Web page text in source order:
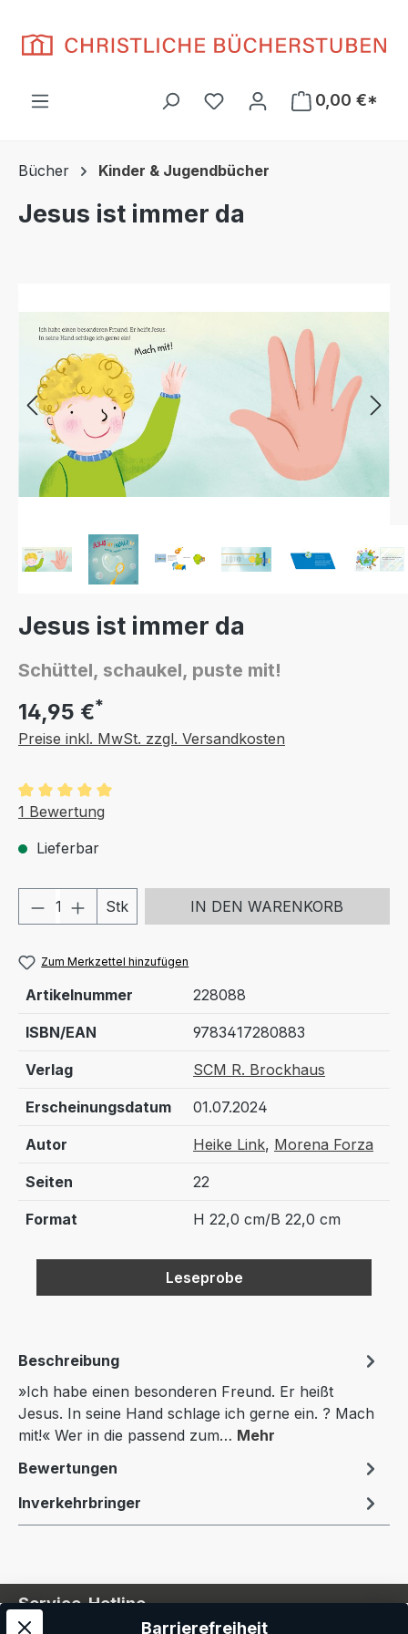
Du hast 0 Produkte auf
0,00 €*
Bücher Kinder & Jugendbücher
Jesus ist immer da
Jesus ist immer da
Schüttel, schaukel, puste mit!
14,95 €*
Preise inkl. MwSt. zzgl. Versandkosten
Durchschnittliche Bewertung von 5 von 5 Sternen
1 Bewertung
Lieferbar
Produkt Anzahl: Gib den
Stk IN DEN WARENKORB
Zum Merkzettel hinzufügen
Artikelnummer 228088
ISBN/EAN 9783417280883
Verlag SCM R. Brockhaus
Erscheinungsdatum 01.07.2024
Autor Heike Link, Morena Forza
Seiten 22
Format H 22,0 cm/B 22,0 cm
Leseprobe
Beschreibung
»Ich habe einen besonderen Freund. Er heißt
Jesus. In seine Hand schlage ich gerne ein. ? Mach
mit!« Wer in die passend zum… Mehr
Bewertungen
Inverkehrbringer
Service-Hotline
Barrierefreiheit